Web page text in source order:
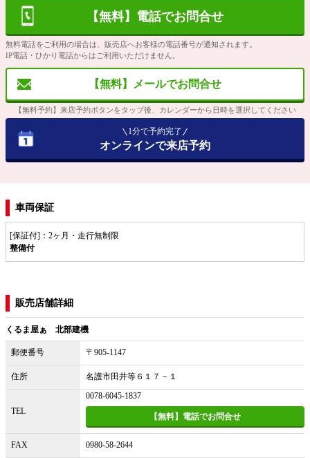
【無料】電話でお問合せ
無料電話をご利用の場合は、販売店へお客様の電話番号が通知されます。
IP電話・ひかり電話からはご利用いただけません。
【無料】メールでお問合せ
【無料予約】来店予約ボタンをタップ後、カレンダーから日時を選択してください
1分で予約完了
オンラインで来店予約
車両保証
[保証付]：2ヶ月・走行無制限
整備付
販売店舗詳細
くるま屋ぁ 北部建機
郵便番号 〒905-1147
住所 名護市田井等６１７－１
TEL
0078-6045-1837
【無料】電話でお問合せ
FAX 0980-58-2644